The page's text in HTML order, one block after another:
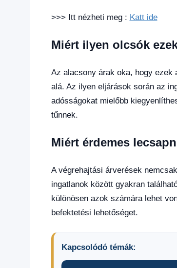
>>> Itt nézheti meg : Katt ide
Miért ilyen olcsók
Az alacsony árak oka, hogy ezek
alá. Az ilyen eljárások során az
adósságokat mielőbb
tűnnek.
Miért érdemes
A végrehajtási árverések
ingatlanok között gyakran
különösen azok számára lehet
befektetési lehetőséget.
Kapcsolódó témák: